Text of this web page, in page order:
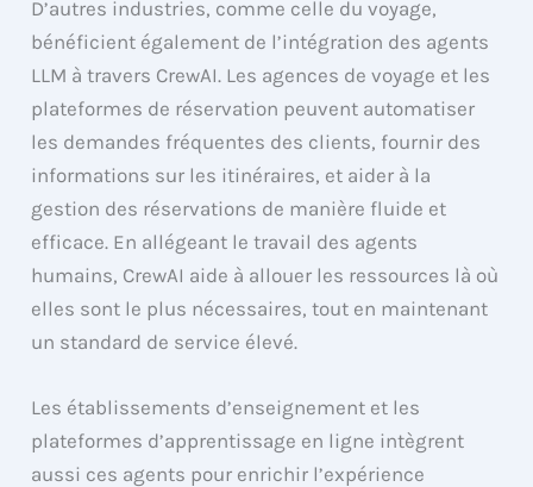
D’autres industries, comme celle du voyage,
bénéficient également de l’intégration des agents
LLM à travers CrewAI. Les agences de voyage et les
plateformes de réservation peuvent automatiser
les demandes fréquentes des clients, fournir des
informations sur les itinéraires, et aider à la
gestion des réservations de manière fluide et
efficace. En allégeant le travail des agents
humains, CrewAI aide à allouer les ressources là où
elles sont le plus nécessaires, tout en maintenant
un standard de service élevé.
Les établissements d’enseignement et les
plateformes d’apprentissage en ligne intègrent
aussi ces agents pour enrichir l’expérience